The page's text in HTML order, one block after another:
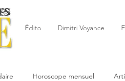
Édito Dimitri Voyance
Horoscope mensuel